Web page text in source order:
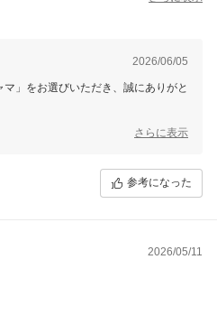
2026/06/05
」をお選びいただき、誠にありがと
つきまして、介護士様から「着せやす
てているようで安心いたしました。
る皆様にとっても、より負担の少な
ましたら幸いです。
うございました。
さらに表示
参考になった
2026/05/11